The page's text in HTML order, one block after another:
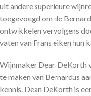
uit andere superieure
toegevoegd om de
ontwikkelen vervolgens
vaten van Frans eiken hun
Wijnmaker Dean DeKorth
te maken van Bernardus
kennis. Dean DeKorth is